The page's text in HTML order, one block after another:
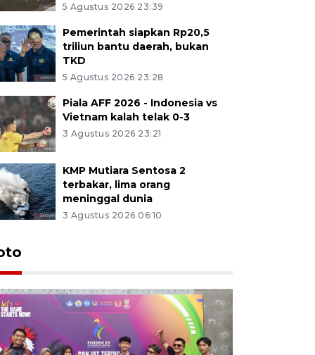
5 Agustus 2026 23:39
Pemerintah siapkan Rp20,5
triliun bantu daerah, bukan
TKD
5 Agustus 2026 23:28
Piala AFF 2026 - Indonesia vs
Vietnam kalah telak 0-3
3 Agustus 2026 23:21
KMP Mutiara Sentosa 2
terbakar, lima orang
meninggal dunia
3 Agustus 2026 06:10